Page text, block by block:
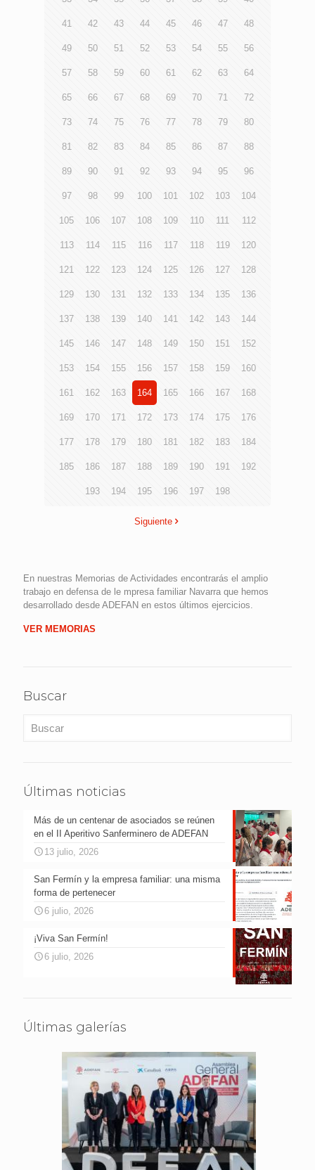
41 42 43 44 45 46 47 48
49 50 51 52 53 54 55 56
57 58 59 60 61 62 63 64
65 66 67 68 69 70 71 72
73 74 75 76 77 78 79 80
81 82 83 84 85 86 87 88
89 90 91 92 93 94 95 96
97 98 99 100 101 102 103 104
105 106 107 108 109 110 111 112
113 114 115 116 117 118 119 120
121 122 123 124 125 126 127 128
129 130 131 132 133 134 135 136
137 138 139 140 141 142 143 144
145 146 147 148 149 150 151 152
153 154 155 156 157 158 159 160
161 162 163 164 165 166 167 168
169 170 171 172 173 174 175 176
177 178 179 180 181 182 183 184
185 186 187 188 189 190 191 192
193 194 195 196 197 198
Siguiente
En nuestras Memorias de Actividades encontrarás el amplio
trabajo en defensa de le mpresa familiar Navarra que hemos
desarrollado desde ADEFAN en estos últimos ejercicios.
VER MEMORIAS
Buscar
Últimas noticias
Más de un centenar de asociados se reúnen
en el II Aperitivo Sanferminero de ADEFAN
13 julio, 2026
San Fermín y la empresa familiar: una misma
forma de pertenecer
6 julio, 2026
¡Viva San Fermín!
6 julio, 2026
Últimas galerías